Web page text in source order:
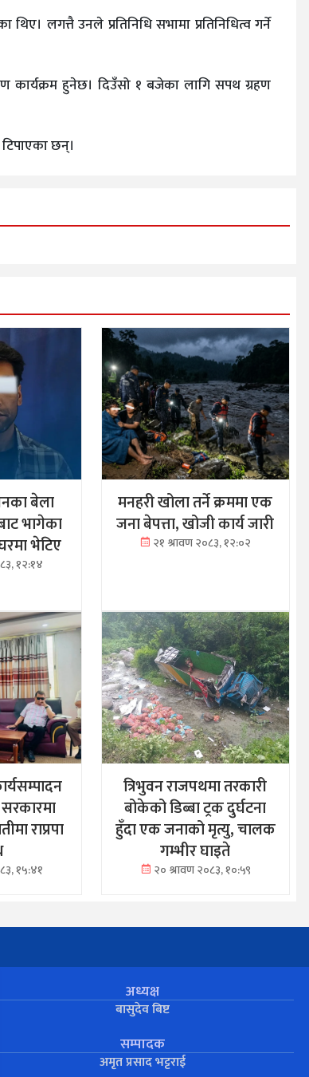
थिए। लगत्तै उनले प्रतिनिधि सभामा प्रतिनिधित्व गर्ने
कार्यक्रम हुनेछ। दिउँसो १ बजेका लागि सपथ ग्रहण
छन्।
बेला
भागेका
भेटिए
१२:१४
मनहरी खोला तर्ने क्रममा एक
जना बेपत्ता, खोजी कार्य जारी
२१ श्रावण २०८३, १२:०२
राप्रपा
१५:४१
त्रिभुवन राजपथमा तरकारी
बोकेको डिब्बा ट्रक दुर्घटना
हुँदा एक जनाको मृत्यु, चालक
गम्भीर घाइते
२० श्रावण २०८३, १०:५९
अध्यक्ष
बासुदेव बिष्ट
सम्पादक
अमृत प्रसाद भट्टराई